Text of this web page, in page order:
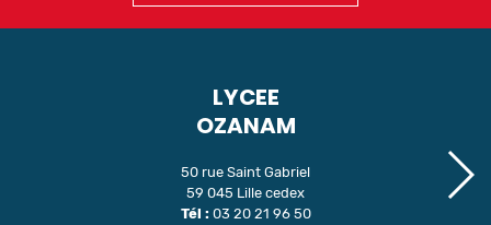
LYCEE
OZANAM
50 rue Saint Gabriel
59 045 Lille cedex
Tél : 03 20 21 96 50